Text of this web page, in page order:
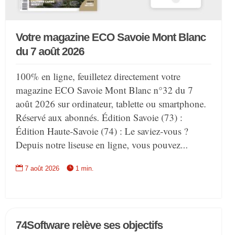
Votre magazine ECO Savoie Mont Blanc
du 7 août 2026
100% en ligne, feuilletez directement votre
magazine ECO Savoie Mont Blanc n°32 du 7
août 2026 sur ordinateur, tablette ou smartphone.
Réservé aux abonnés. Édition Savoie (73) :
Édition Haute-Savoie (74) : Le saviez-vous ?
Depuis notre liseuse en ligne, vous pouvez...
 7 août 2026  1 min.
74Software relève ses objectifs